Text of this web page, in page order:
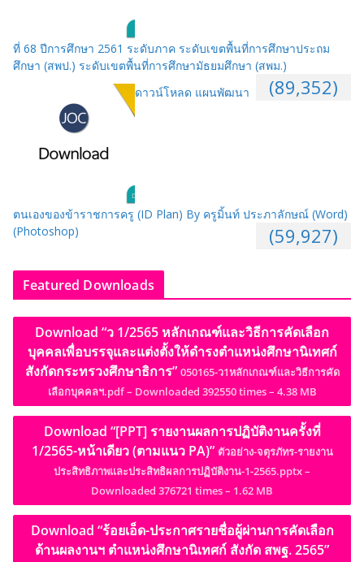
ที่ 68 ปีการศึกษา 2561 ระดับภาค ระดับเขตพื้นที่การศึกษาประถม
ศึกษา (สพป.) ระดับเขตพื้นที่การศึกษามัธยมศึกษา (สพม.)
(89,352)
ดาวน์โหลด แผนพัฒนา
ตนเองของข้าราชการครู (ID Plan) By ครูมิ้นท์ ประภาลักษณ์ (Word)
(Photoshop)
(59,927)
Featured Downloads
Download “ว 1/2565 หลักเกณฑ์และวิธีการคัดเลือก
บุคคลเพื่อบรรจุและแต่งตั้งให้ดำรงตำแหน่งศึกษานิเทศก์
สังกัดกระทรวงศึกษาธิการ” 050165-ว1หลักเกณฑ์และวิธีการคัด
เลือกบุคคลฯ.pdf – Downloaded 392550 times – 4.38 MB
Download “[PPT] รายงานผลการปฏิบัติงานครั้งที่
1/2565-หน้าเดียว (ตามแนว PA)” ตัวอย่าง-จตุรภัทร-รายงาน
ประสิทธิภาพและประสิทธิผลการปฏิบัติงาน-1-2565.pptx –
Downloaded 376721 times – 1.62 MB
Download “ร้อยเอ็ด-ประกาศรายชื่อผู้ผ่านการคัดเลือก
ด้านผลงานฯ ตำแหน่งศึกษานิเทศก์ สังกัด สพฐ. 2565”